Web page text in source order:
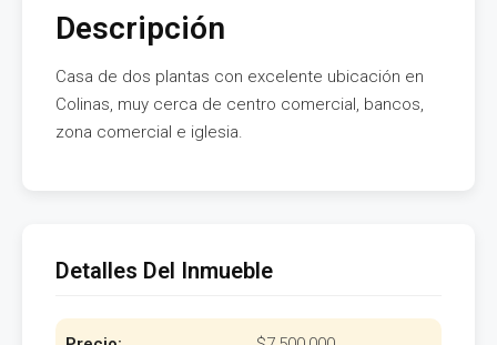
Descripción
Casa de dos plantas con excelente ubicación en
Colinas, muy cerca de centro comercial, bancos,
zona comercial e iglesia.
Detalles Del Inmueble